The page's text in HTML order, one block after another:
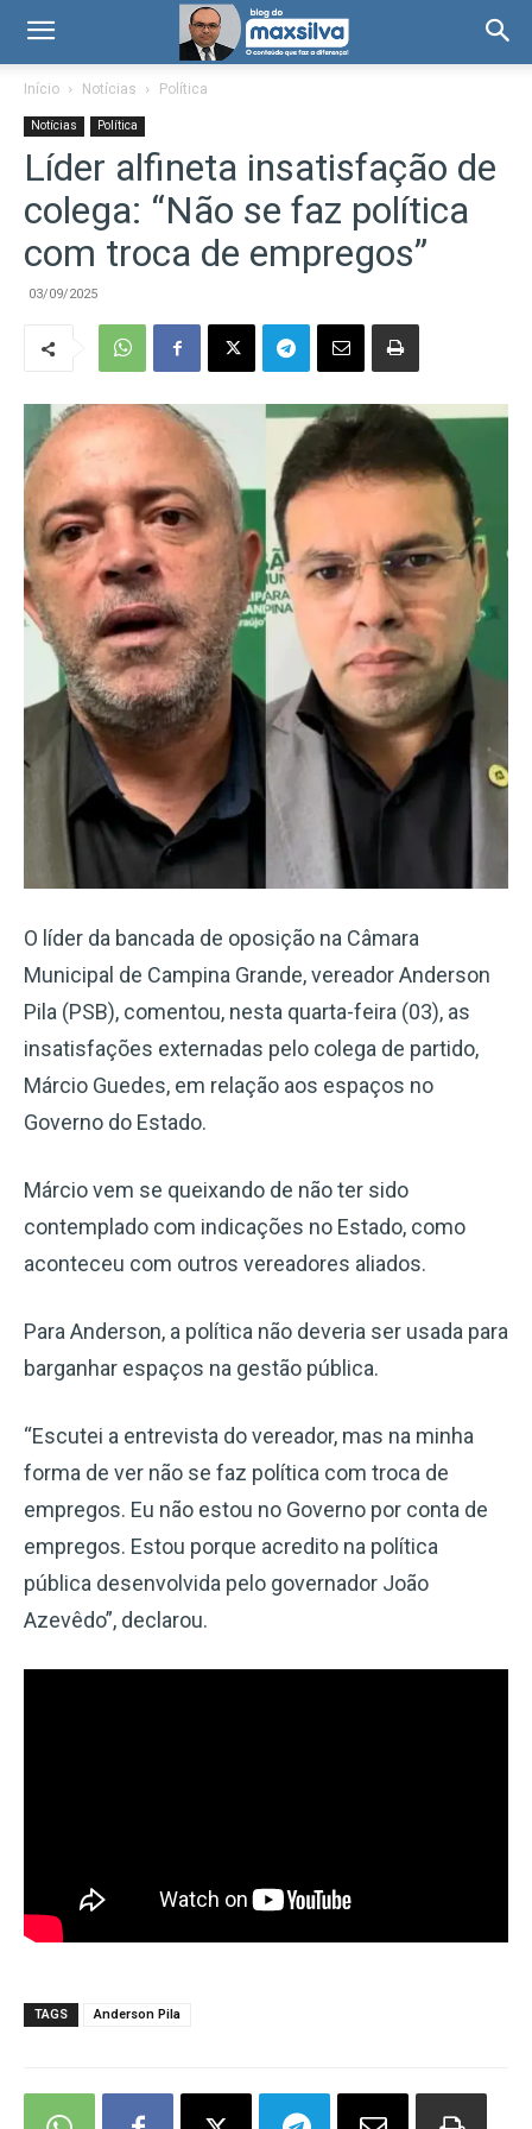
Início Notícias Política
Notícias Política
Líder alfineta insatisfação de
colega: “Não se faz política
com troca de empregos”
03/09/2025
O líder da bancada de oposição na Câmara
Municipal de Campina Grande, vereador Anderson
Pila (PSB), comentou, nesta quarta-feira (03), as
insatisfações externadas pelo colega de partido,
Márcio Guedes, em relação aos espaços no
Governo do Estado.
Márcio vem se queixando de não ter sido
contemplado com indicações no Estado, como
aconteceu com outros vereadores aliados.
Para Anderson, a política não deveria ser usada para
barganhar espaços na gestão pública.
“Escutei a entrevista do vereador, mas na minha
forma de ver não se faz política com troca de
empregos. Eu não estou no Governo por conta de
empregos. Estou porque acredito na política
pública desenvolvida pelo governador João
Azevêdo”, declarou.
TAGS Anderson Pila